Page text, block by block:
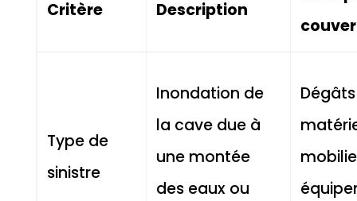
Critère Description
Type de
sinistre
Inondation de
la cave due à
une montée
des eaux ou
Dégâts